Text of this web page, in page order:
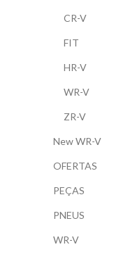
CR-V
FIT
HR-V
WR-V
ZR-V
New WR-V
OFERTAS
PEÇAS
PNEUS
WR-V